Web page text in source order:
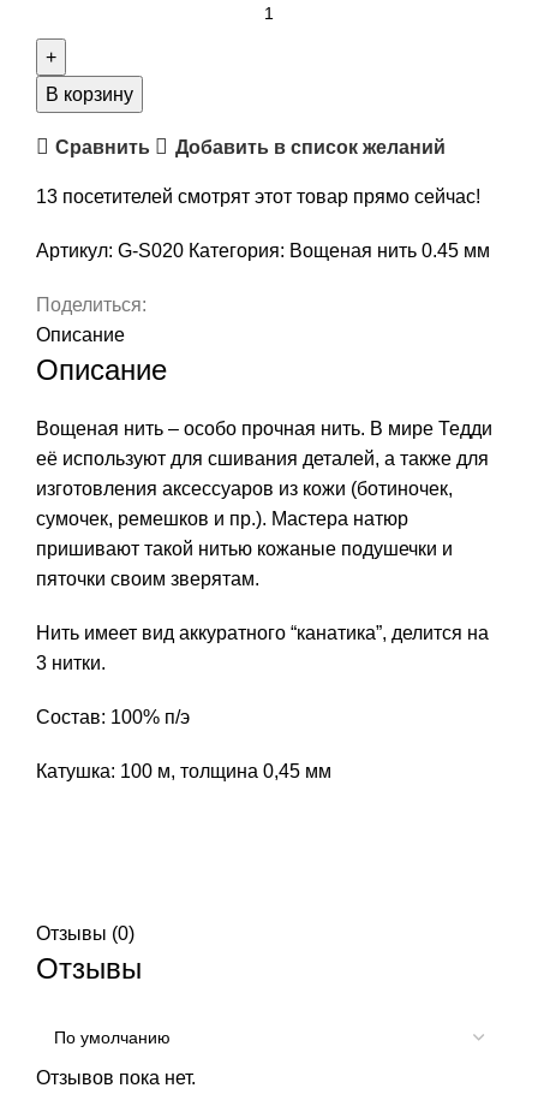
Вощеная
нить,
0,45
G-
В корзину
Сравнить Добавить в список желаний
13 посетителей смотрят этот товар прямо сейчас!
Артикул: G-S020 Категория: Вощеная нить 0.45 мм
Поделиться:
Описание
Описание
Вощеная нить – особо прочная нить. В мире Тедди
её используют для сшивания деталей, а также для
изготовления аксессуаров из кожи (ботиночек,
сумочек, ремешков и пр.). Мастера натюр
пришивают такой нитью кожаные подушечки и
пяточки своим зверятам.
Нить имеет вид аккуратного “канатика”, делится на
3 нитки.
Состав: 100% п/э
Катушка: 100 м, толщина 0,45 мм
Отзывы (0)
Отзывы
Отзывов пока нет.